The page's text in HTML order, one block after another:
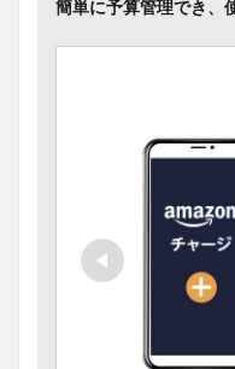
簡単に予算管理でき、